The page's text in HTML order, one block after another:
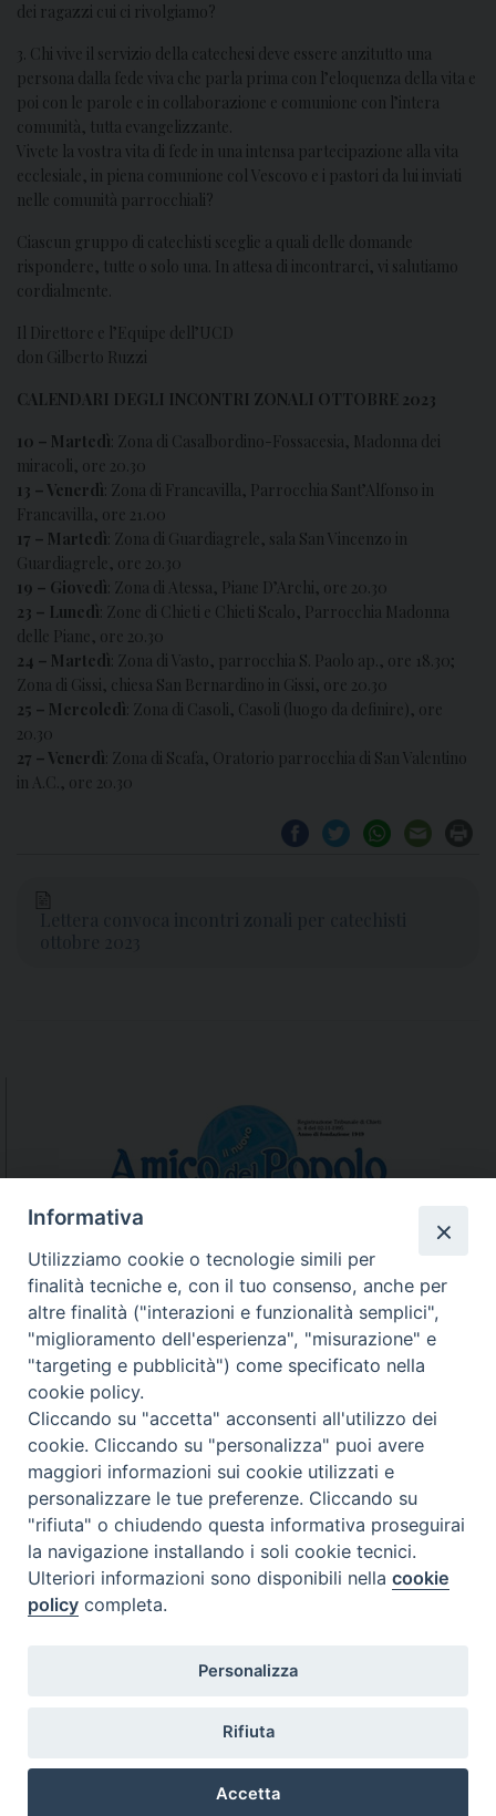
dei ragazzi cui ci rivolgiamo?
3. Chi vive il servizio della catechesi deve essere anzitutto una
persona dalla fede viva che parla prima con l’eloquenza della vita e
poi con le parole e in collaborazione e comunione con l’intera
comunità, tutta evangelizzante.
Vivete la vostra vita di fede in una intensa partecipazione alla vita
ecclesiale, in piena comunione col Vescovo e i pastori da lui inviati
nelle comunità parrocchiali?
Ciascun gruppo di catechisti sceglie a quali delle domande
rispondere, tutte o solo una. In attesa di incontrarci, vi salutiamo
cordialmente.
Il Direttore e l’Equipe dell’UCD
don Gilberto Ruzzi
CALENDARI DEGLI INCONTRI ZONALI OTTOBRE 2023
10 – Martedì: Zona di Casalbordino-Fossacesia, Madonna dei
miracoli, ore 20.30
13 – Venerdì: Zona di Francavilla, Parrocchia Sant’Alfonso in
Francavilla, ore 21.00
17 – Martedì: Zona di Guardiagrele, sala San Vincenzo in
Guardiagrele, ore 20.30
19 – Giovedì: Zona di Atessa, Piane D’Archi, ore 20.30
23 – Lunedì: Zone di Chieti e Chieti Scalo, Parrocchia Madonna
delle Piane, ore 20.30
24 – Martedì: Zona di Vasto, parrocchia S. Paolo ap., ore 18.30;
Zona di Gissi, chiesa San Bernardino in Gissi, ore 20.30
25 – Mercoledì: Zona di Casoli, Casoli (luogo da definire), ore
20.30
27 – Venerdì: Zona di Scafa, Oratorio parrocchia di San Valentino
in A.C., ore 20.30
N.7/8 LUGLIO AGOSTO
N. 6 GIUGNO 2026
N°5 MAGGIO 2026
N° 4 APRILE 2026
Informativa
Utilizziamo cookie o tecnologie simili per
finalità tecniche e, con il tuo consenso, anche per
altre finalità ("interazioni e funzionalità semplici",
"miglioramento dell'esperienza", "misurazione" e
"targeting e pubblicità") come specificato nella
cookie policy.
Cliccando su "accetta" acconsenti all'utilizzo dei
cookie. Cliccando su "personalizza" puoi avere
maggiori informazioni sui cookie utilizzati e
personalizzare le tue preferenze. Cliccando su
"rifiuta" o chiudendo questa informativa proseguirai
la navigazione installando i soli cookie tecnici.
Ulteriori informazioni sono disponibili nellacookie
policy completa.
Personalizza
Rifiuta
Accetta